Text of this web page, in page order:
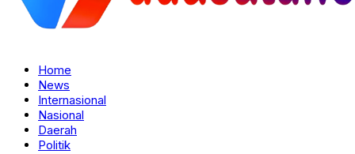
Home
News
Internasional
Nasional
Daerah
Politik